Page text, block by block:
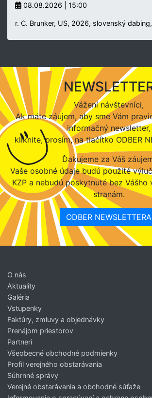
08.08.2026 | 15:00
r. C. Brunker, US, 2026, slovenský
Vážení návštevníci,
Ak máte záujem, aby sme Vám
informačný newsletter,
kliknite, prosím, na tlačítko ODBER
Ďakujeme za Váš
Vaše osobné údaje budú použité
KZP a nebudú poskytnuté bez
stranám.
ODBER NEWSLETTERA
O nás
Aktuality
Galéria
Vstupenky
Faktúry, zmluvy a objednávky
Prenájom priestorov
Partneri
Všeobecné obchodné podmienky
Profil verejného obstarávania
Súhrnné správy
Verejné obstarávania a obchodné súťaže